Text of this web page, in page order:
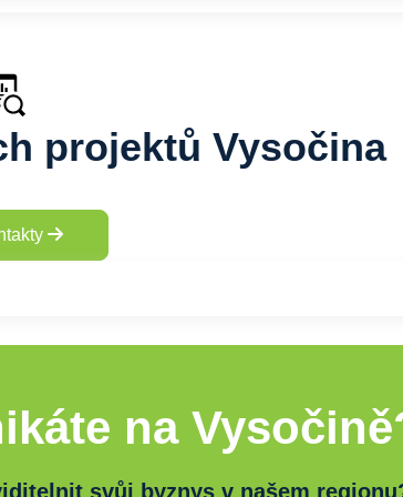
projektů Vysočina
na
svůj byznys v našem